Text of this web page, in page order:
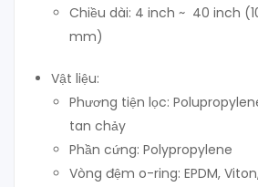
Chiều dài: 4 inch ~ 40 inch
mm)
Vật liệu:
Phương tiện lọc:
tan chảy
Phần cứng: Polypropylene
Vòng đệm o-ring: EPDM,